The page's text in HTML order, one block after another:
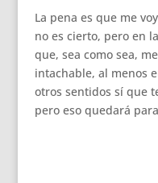
La pena es que me
no es cierto, pero en
que, sea como sea,
intachable, al menos
otros sentidos sí que
pero eso quedará